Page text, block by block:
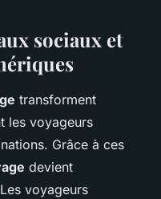
sociaux et
transforment
les voyageurs
Grâce à ces
devient
voyageurs